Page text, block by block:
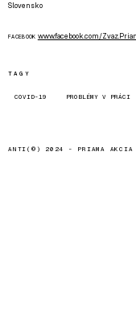
Slovensko
FACEBOOK www.facebook.com/
TAGY
COVID-19 PROBLÉMY V PRÁCI
ANTI(©) 2024 - PRIAMA AKCIA